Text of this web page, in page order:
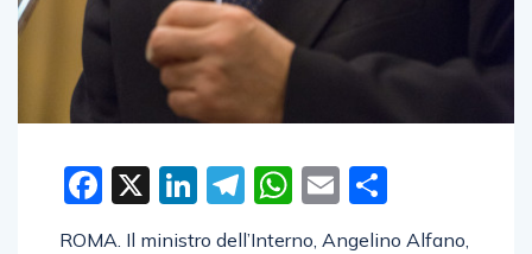
Facebook
X LinkedIn
Telegram
WhatsApp
Email
ROMA. Il ministro dell’Interno, Angelino Alfano,